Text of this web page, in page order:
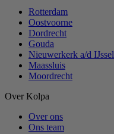
Rotterdam
Oostvoorne
Dordrecht
Gouda
Nieuwerkerk a/d IJssel
Maassluis
Moordrecht
Over Kolpa
Over ons
Ons team